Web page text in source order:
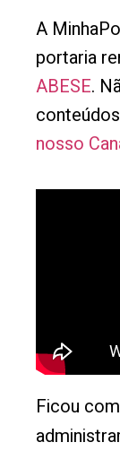
A
portaria
ABESE.
nosso
Ficou